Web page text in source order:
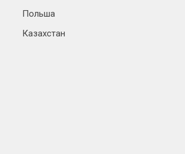
Польша
Казахстан